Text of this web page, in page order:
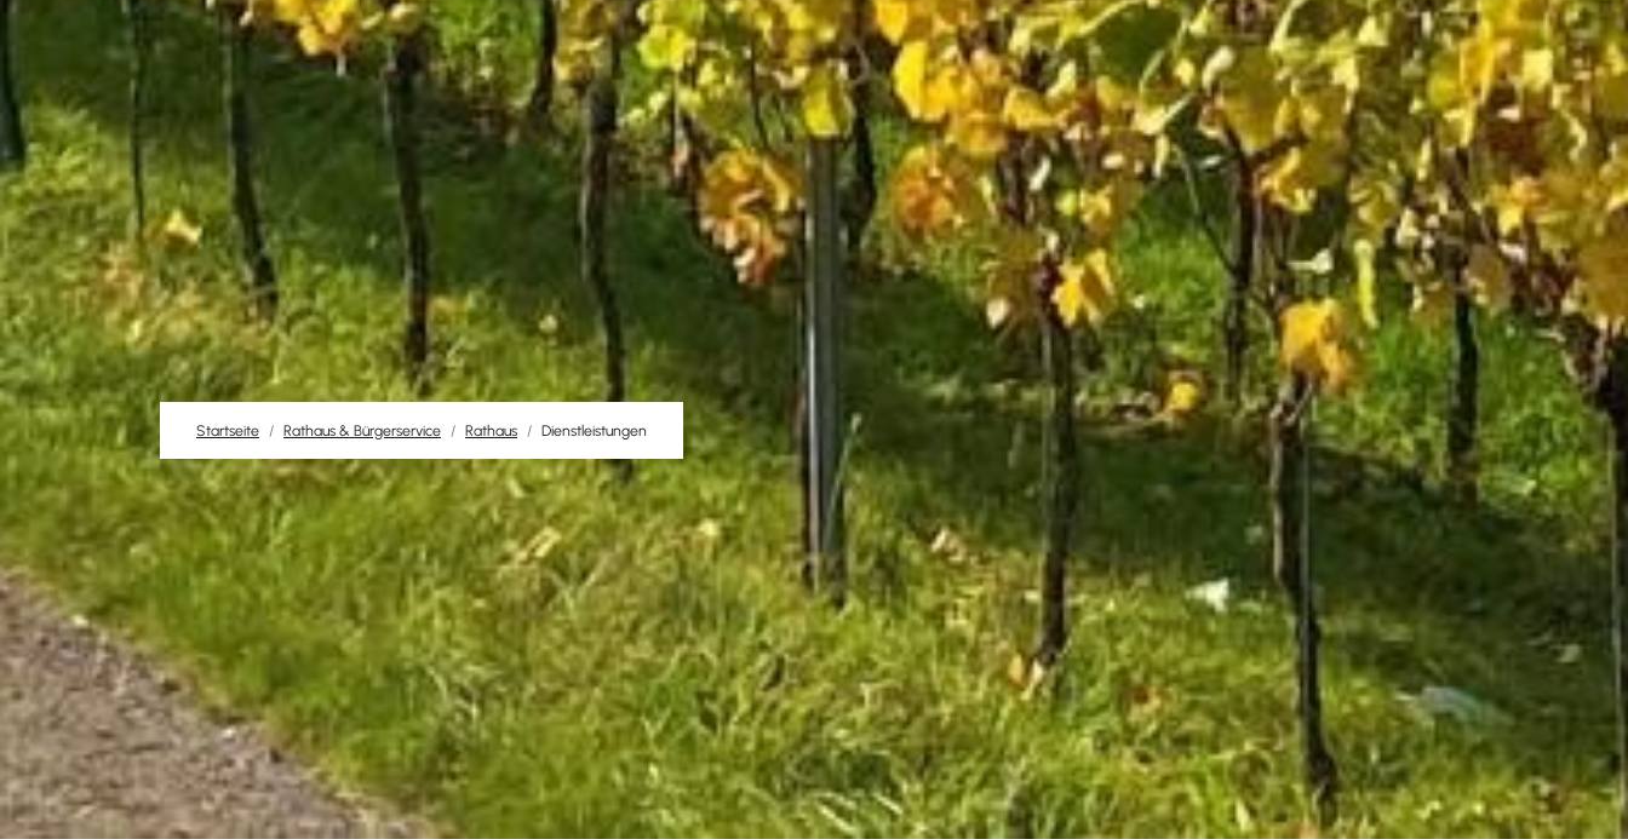
Startseite Rathaus & Bürgerservice Rathaus Dienstleistungen